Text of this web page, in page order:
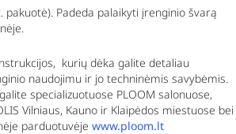
pakuotė). Padeda palaikyti įrenginio švarą
kurių dėka galite detaliau
naudojimu ir jo techninėmis savybėmis.
specializuotuose PLOOM salonuose,
Vilniaus, Kauno ir Klaipėdos miestuose bei
parduotuvėjewww.ploom.lt